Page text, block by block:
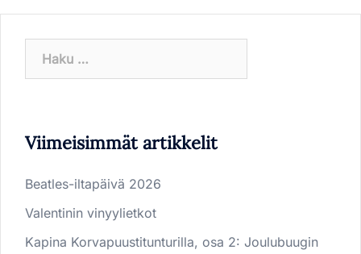
Viimeisimmät artikkelit
Beatles-iltapäivä 2026
Valentinin vinyylietkot
Kapina Korvapuustitunturilla, osa 2: Joulubuugin